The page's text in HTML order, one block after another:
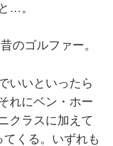
…。
ゴルファー。
いといったら
れにベン・ホー
クラスに加えて
くる。いずれも